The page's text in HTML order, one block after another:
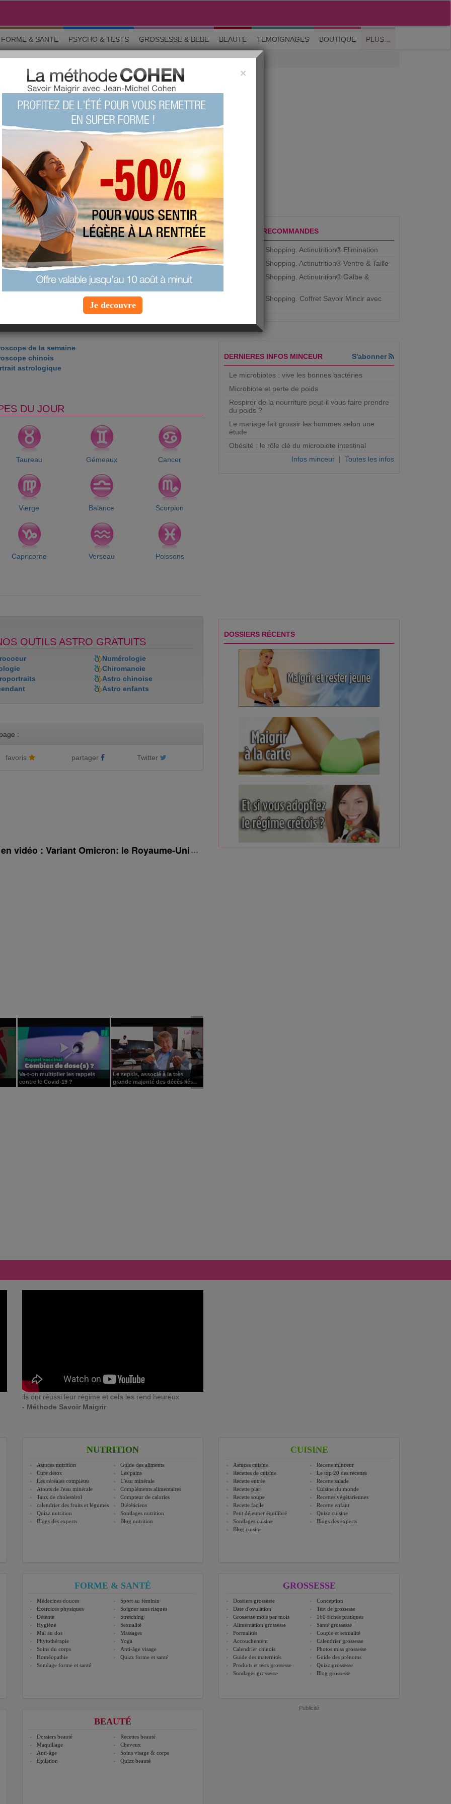
M'inscrire| Me connecter| ? Visite guidée
FORME & SANTE PSYCHO & TESTS GROSSESSE & BEBE BEAUTE TEMOIGNAGES BOUTIQUE PLUS...
DU JOUR » Retour à la page précédente
juin et le 23 juillet
règne autour de vous, mais tout au fond de vous, vous ressentez
pas à disparaître. Vous pouvez en parler à la personne qui
sera de bon conseil.
que vous ne vous débarrasserez pas de craintes qui sont très
creusez profondément pour en connaître les raisons, vous serez
nous pas toujours en train d'apprendre quelque chose ?
: 22
la journée : 9h
de la semaine
chinois
astrologique
DU JOUR
Taureau Gémeaux Cancer
Vierge Balance Scorpion
Capricorne Verseau Poissons
OUTILS ASTRO GRATUITS
Numérologie
Chiromancie
Astro chinoise
Astro enfants
:
favoris partager Twitter
vidéo : Variant Omicron: le Royaume-Uni rehausse son niveau d'alerte, une première en 7 mois
Va-t-on multiplier les rappels
contre le Covid-19 ?
Le sepsis, associé à la très
grande majorité des décès liés...
PRODUITS RECOMMANDES
Aujourdhui Shopping. Actinutrition® Elimination
Aujourdhui Shopping. Actinutrition® Ventre & Taille
Aujourdhui Shopping. Actinutrition® Galbe &
Aujourdhui Shopping. ​Coffret Savoir Mincir avec
DERNIERES INFOS MINCEUR S'abonner
Le microbiotes : vive les bonnes bactéries
Microbiote et perte de poids
Respirer de la nourriture peut-il vous faire prendre
du poids ?
Le mariage fait grossir les hommes selon une
étude
Obésité : le rôle clé du microbiote intestinal
Infos minceur | Toutes les infos
DOSSIERS RÉCENTS
ils ont réussi leur régime et cela les rend heureux
- Méthode Savoir Maigrir
NUTRITION
Astuces nutrition
Guide des aliments
Cure détox
Les pains
Les céréales complètes
L'eau minérale
Atouts de l'eau minérale
Compléments alimentaires
Taux de cholestérol
Compteur de calories
calendrier des fruits et légumes
Diététiciens
Quizz nutrition
Sondages nutrition
Blogs des experts
Blog nutrition
CUISINE
Astuces cuisine
Recette minceur
Recettes de cuisine
Le top 20 des recettes
Recette entrée
Recette salade
Recette plat
Cuisine du monde
Recette soupe
Recettes végétariennes
Recette facile
Recette enfant
Petit déjeuner équilibré
Quizz cuisine
Sondages cuisine
Blogs des experts
Blog cuisine
FORME & SANTÉ
Médecines douces
Sport au féminin
Exercices physiques
Soigner sans risques
Détente
Stretching
Hygiène
Sexualité
Mal au dos
Massages
Phytothérapie
Yoga
Soins du corps
Anti-âge visage
Homéopathie
Quizz forme et santé
Sondage forme et santé
GROSSESSE
Dossiers grossesse
Conception
Date d'ovulation
Test de grossesse
Grossesse mois par mois
160 fiches pratiques
Alimentation grossesse
Santé grossesse
Formalités
Couple et sexualité
Accouchement
Calendrier grossesse
Calendrier chinois
Photos miss grossesse
Guide des maternités
Guide des prénoms
Produits et tests grossesse
Quizz grossesse
Sondages grossesse
Blog grossesse
BEAUTÉ
Dossiers beauté
Recettes beauté
Maquillage
Cheveux
Anti-âge
Soins visage & corps
Epilation
Quizz beauté
Publicité
×
Je decouvre